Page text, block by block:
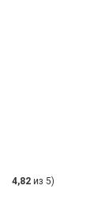
4,82 из 5)